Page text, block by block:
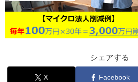
シェアする
X Facebook